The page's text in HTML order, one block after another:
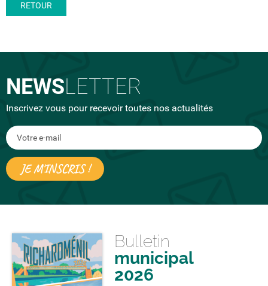
RETOUR
NEWSLETTER
Inscrivez vous pour recevoir toutes nos actualités
Bulletin
municipal
2026